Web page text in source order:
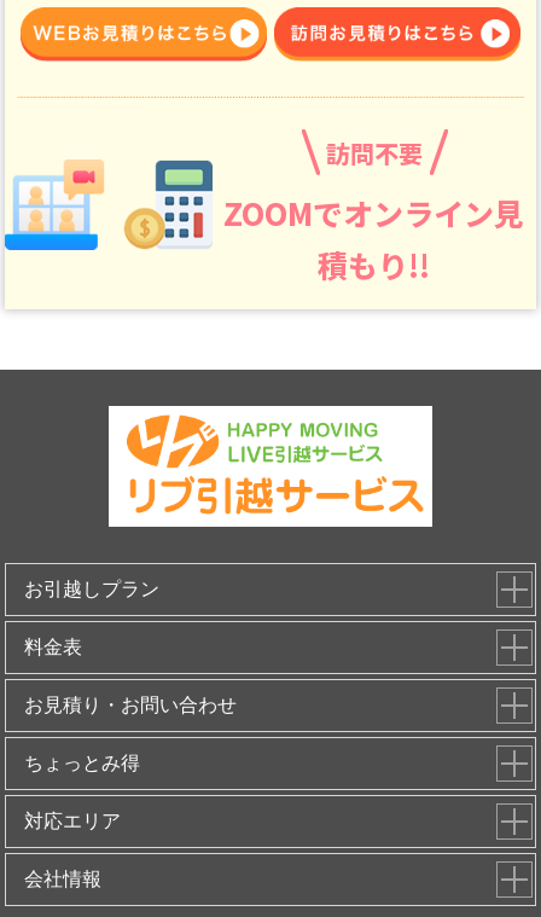
訪問不要
ZOOMでオンライン見
積もり!!
お引越しプラン
料金表
お見積り・お問い合わせ
ちょっとみ得
対応エリア
会社情報